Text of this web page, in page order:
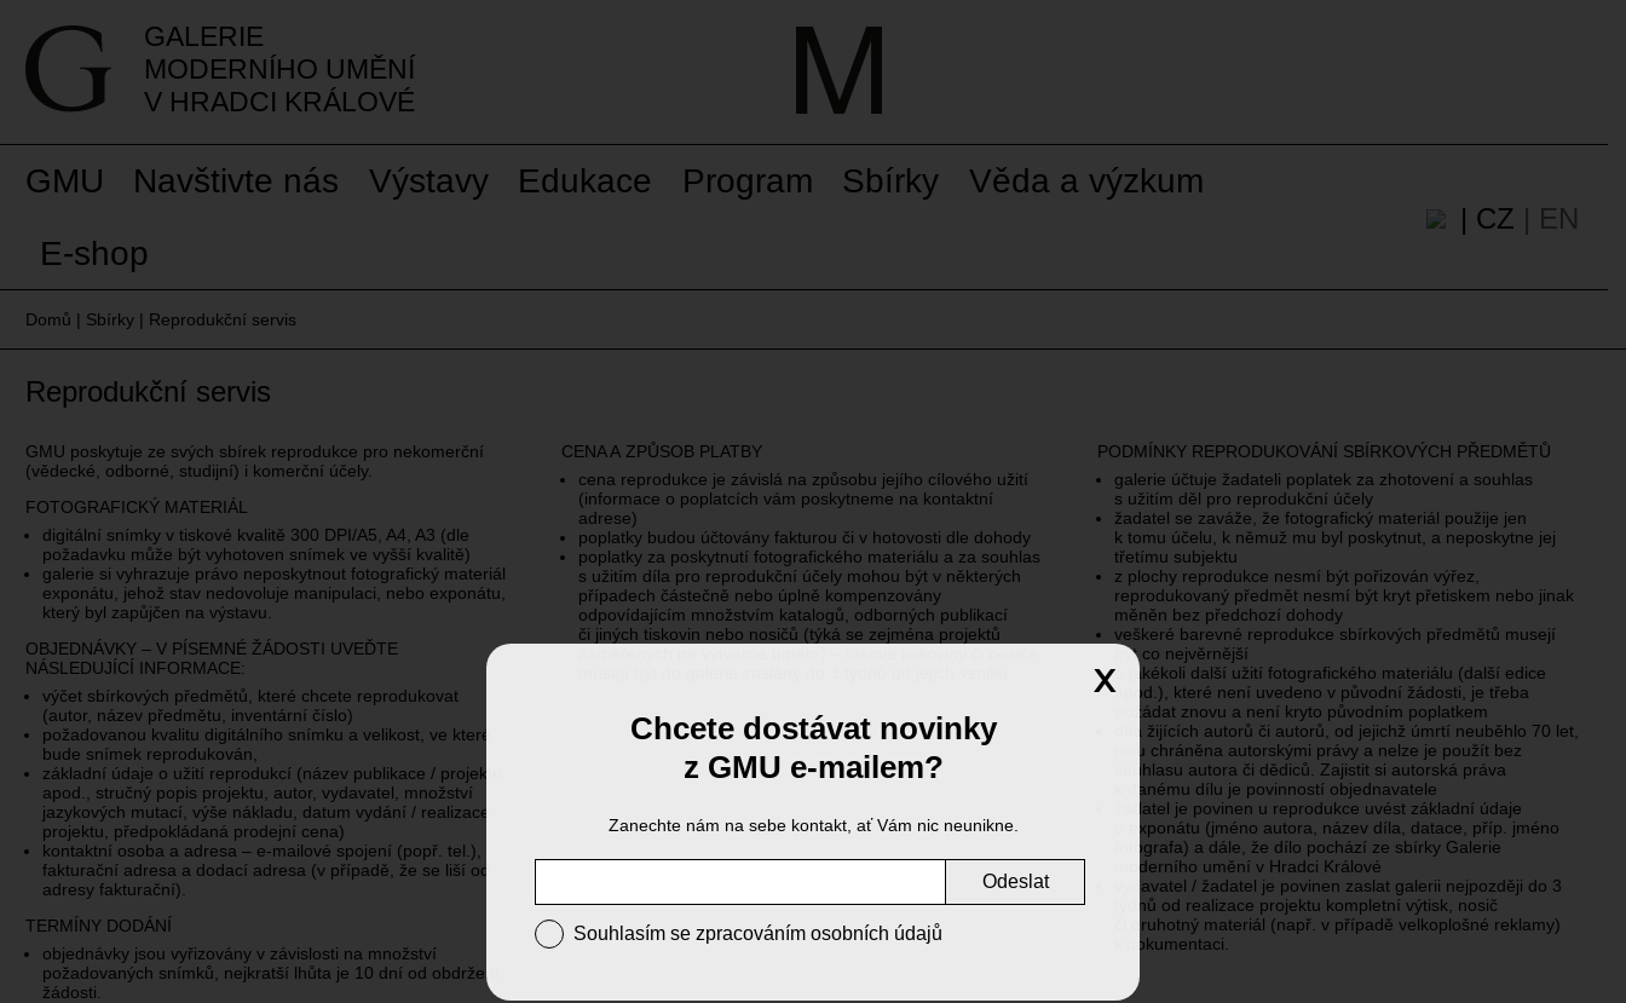
GALERIE
MODERNÍHO UMĚNÍ
V HRADCI KRÁLOVÉ
GMU Navštivte nás Výstavy Edukace Program Sbírky
Věda a výzkum
E-shop
| CZ | EN
Domů | Sbírky| Reprodukční servis
Reprodukční servis
GMU poskytuje ze svých sbírek reprodukce pro nekomerční
(vědecké, odborné, studijní) i komerční účely.
FOTOGRAFICKÝ MATERIÁL
digitální snímky v tiskové kvalitě 300 DPI/A5, A4, A3 (dle
požadavku může být vyhotoven snímek ve vyšší kvalitě)
galerie si vyhrazuje právo neposkytnout fotografický materiál
exponátu, jehož stav nedovoluje manipulaci, nebo exponátu,
který byl zapůjčen na výstavu.
OBJEDNÁVKY – V PÍSEMNÉ ŽÁDOSTI UVEĎTE
NÁSLEDUJÍCÍ INFORMACE:
výčet sbírkových předmětů, které chcete reprodukovat
(autor, název předmětu, inventární číslo)
požadovanou kvalitu digitálního snímku a velikost, ve které
bude snímek reprodukován,
základní údaje o užití reprodukcí (název publikace / projektu
apod., stručný popis projektu, autor, vydavatel, množství
jazykových mutací, výše nákladu, datum vydání / realizace
projektu, předpokládaná prodejní cena)
kontaktní osoba a adresa – e-mailové spojení (popř. tel.),
fakturační adresa a dodací adresa (v případě, že se liší od
adresy fakturační).
TERMÍNY DODÁNÍ
objednávky jsou vyřizovány v závislosti na množství
požadovaných snímků, nejkratší lhůta je 10 dní od obdržení
žádosti.
CENA A ZPŮSOB PLATBY
cena reprodukce je závislá na způsobu jejího cílového užití
(informace o poplatcích vám poskytneme na kontaktní
adrese)
poplatky budou účtovány fakturou či v hotovosti dle dohody
poplatky za poskytnutí fotografického materiálu a za souhlas
s užitím díla pro reprodukční účely mohou být v některých
případech částečně nebo úplně kompenzovány
odpovídajícím množstvím katalogů, odborných publikací
či jiných tiskovin nebo nosičů (týká se zejména projektů
PODMÍNKY REPRODUKOVÁNÍ SBÍRKOVÝCH PŘEDMĚTŮ
galerie účtuje žadateli poplatek za zhotovení a souhlas
s užitím děl pro reprodukční účely
žadatel se zaváže, že fotografický materiál použije jen
k tomu účelu, k němuž mu byl poskytnut, a neposkytne jej
třetímu subjektu
z plochy reprodukce nesmí být pořizován výřez,
reprodukovaný předmět nesmí být kryt přetiskem nebo jinak
měněn bez předchozí dohody
veškeré barevné reprodukce sbírkových předmětů musejí
být co nejvěrnější
o jakékoli další užití fotografického materiálu (další edice
apod.), které není uvedeno v původní žádosti, je třeba
požádat znovu a není kryto původním poplatkem
díla žijících autorů či autorů, od jejichž úmrtí neuběhlo 70 let,
jsou chráněna autorskými právy a nelze je použít bez
souhlasu autora či dědiců. Zajistit si autorská práva
k danému dílu je povinností objednavatele
žadatel je povinen u reprodukce uvést základní údaje
o exponátu (jméno autora, název díla, datace, příp. jméno
fotografa) a dále, že dílo pochází ze sbírky Galerie
moderního umění v Hradci Králové
vydavatel / žadatel je povinen zaslat galerii nejpozději do 3
týdnů od realizace projektu kompletní výtisk, nosič
či druhotný materiál (např. v případě velkoplošné reklamy)
k dokumentaci.
Chcete dostávat novinky
z GMU e-mailem?
Zanechte nám na sebe kontakt, ať Vám nic neunikne.
Odeslat
Souhlasím se zpracováním osobních údajů
x